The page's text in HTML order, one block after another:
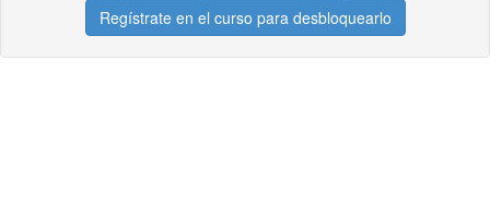
Regístrate en el curso para desbloquearlo